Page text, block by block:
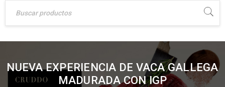
NUEVA EXPERIENCIA DE VACA GALLEGA
MADURADA CON IGP